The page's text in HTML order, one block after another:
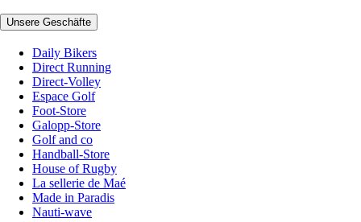
Unsere Geschäfte
Daily Bikers
Direct Running
Direct-Volley
Espace Golf
Foot-Store
Galopp-Store
Golf and co
Handball-Store
House of Rugby
La sellerie de Maé
Made in Paradis
Nauti-wave